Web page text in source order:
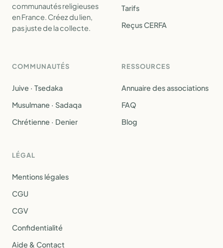
communautés religieuses
en France. Créez du lien,
pas juste de la collecte.
Tarifs
Reçus CERFA
COMMUNAUTÉS
Juive · Tsedaka
Musulmane · Sadaqa
Chrétienne · Denier
RESSOURCES
Annuaire des associations
FAQ
Blog
LÉGAL
Mentions légales
CGU
CGV
Confidentialité
Aide & Contact